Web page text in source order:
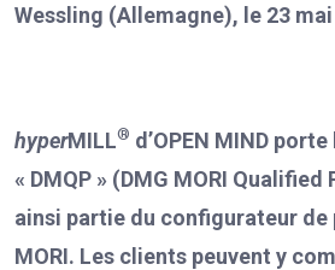
Wessling (Allemagne), le 23
hyperMILL® d’OPEN MIND
« DMQP » (DMG MORI
ainsi partie du configurateur de
MORI. Les clients peuvent y